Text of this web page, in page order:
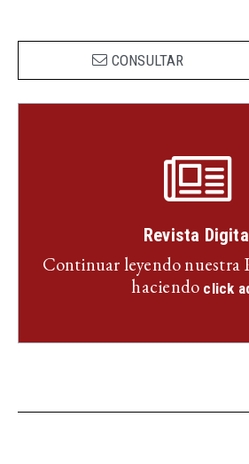
CONSULTAR
Revista
Continuar leyendo nuestra
haciendo click